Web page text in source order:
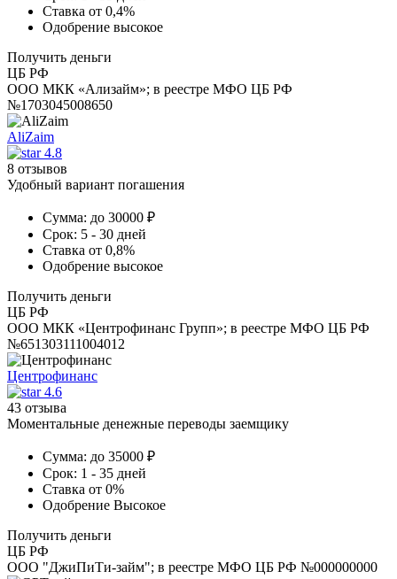
Ставка от 0,4%
Одобрение высокое
Получить деньги
ЦБ РФ
ООО МКК «Ализайм»; в реестре МФО ЦБ РФ
№1703045008650
AliZaim
4.8
8 отзывов
Удобный вариант погашения
Сумма: до 30000 ₽
Срок: 5 - 30 дней
Ставка от 0,8%
Одобрение высокое
Получить деньги
ЦБ РФ
ООО МКК «Центрофинанс Групп»; в реестре МФО ЦБ РФ
№651303111004012
Центрофинанс
4.6
43 отзыва
Моментальные денежные переводы заемщику
Сумма: до 35000 ₽
Срок: 1 - 35 дней
Ставка от 0%
Одобрение Высокое
Получить деньги
ЦБ РФ
ООО "ДжиПиТи-займ"; в реестре МФО ЦБ РФ №000000000